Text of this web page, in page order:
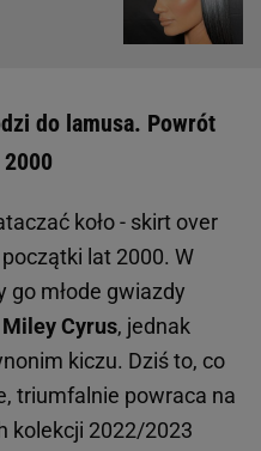
do lamusa. Powrót
koło - skirt over
lat 2000. W
go młode gwiazdy
Miley Cyrus, jednak
kiczu. Dziś to, co
triumfalnie powraca na
kolekcji 2022/2023